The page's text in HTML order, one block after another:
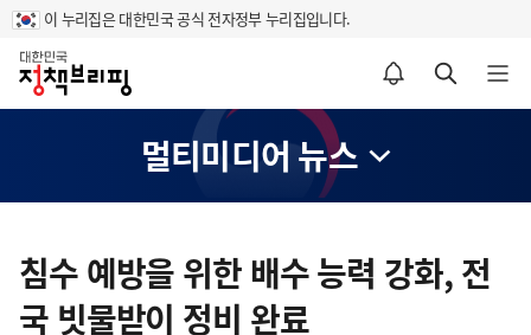
이 누리집은 대한민국 공식 전자정부 누리집입니다.
홈
알림설정 바로가기 검색 바로가기 메뉴 열기
멀티미디어 뉴스
텐
츠
영
침수 예방을 위한 배수 능력 강화, 전
국 빗물받이 정비 완료